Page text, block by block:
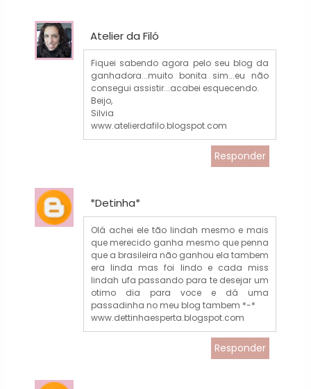
Atelier da Filó
Fiquei sabendo agora pelo seu blog da
ganhadora...muito bonita sim...eu não
consegui assistir...acabei esquecendo.
Beijo,
Silvia
www.atelierdafilo.blogspot.com
Responder
*Detinha*
Olá achei ele tão lindah mesmo e mais
que merecido ganha mesmo que penna
que a brasileira não ganhou ela tambem
era linda mas foi lindo e cada miss
lindah ufa passando para te desejar um
otimo dia para voce e dá uma
passadinha no meu blog tambem *-*
www.dettinhaesperta.blogspot.com
Responder